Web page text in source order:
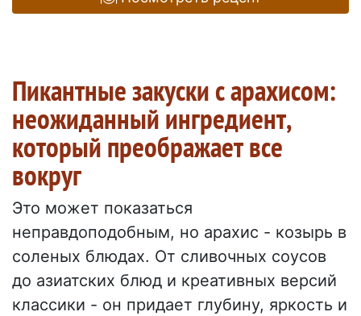
Пикантные закуски с арахисом:
неожиданный ингредиент,
который преображает все
вокруг
Это может показаться
неправдоподобным, но арахис - козырь в
соленых блюдах. От сливочных соусов
до азиатских блюд и креативных версий
классики - он придает глубину, яркость и